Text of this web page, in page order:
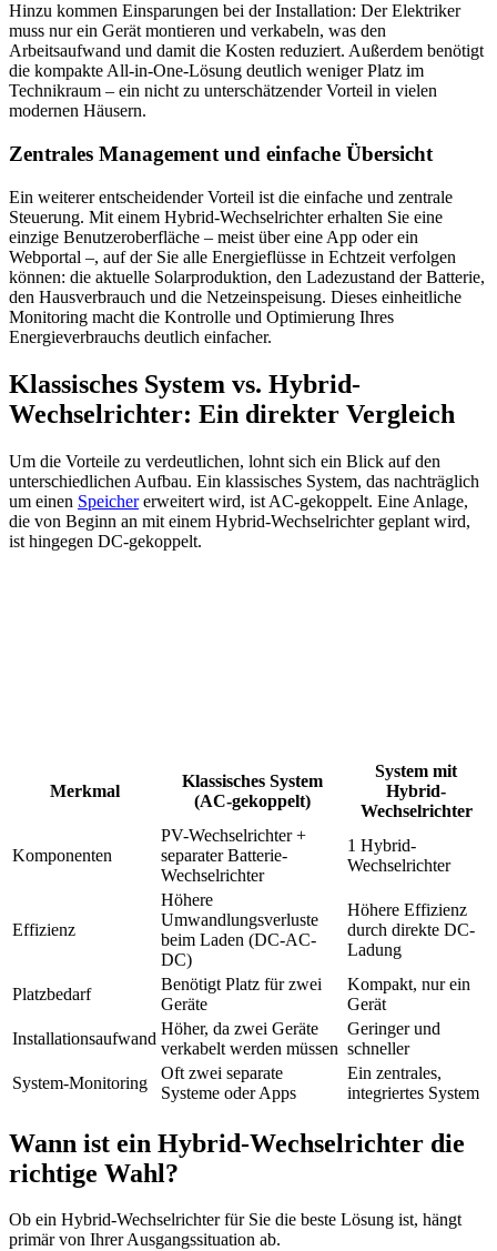
Hinzu kommen Einsparungen bei der Installation: Der Elektriker
muss nur ein Gerät montieren und verkabeln, was den
Arbeitsaufwand und damit die Kosten reduziert. Außerdem benötigt
die kompakte All-in-One-Lösung deutlich weniger Platz im
Technikraum – ein nicht zu unterschätzender Vorteil in vielen
modernen Häusern.
Zentrales Management und einfache Übersicht
Ein weiterer entscheidender Vorteil ist die einfache und zentrale
Steuerung. Mit einem Hybrid-Wechselrichter erhalten Sie eine
einzige Benutzeroberfläche – meist über eine App oder ein
Webportal –, auf der Sie alle Energieflüsse in Echtzeit verfolgen
können: die aktuelle Solarproduktion, den Ladezustand der Batterie,
den Hausverbrauch und die Netzeinspeisung. Dieses einheitliche
Monitoring macht die Kontrolle und Optimierung Ihres
Energieverbrauchs deutlich einfacher.
Klassisches System vs. Hybrid-
Wechselrichter: Ein direkter Vergleich
Um die Vorteile zu verdeutlichen, lohnt sich ein Blick auf den
unterschiedlichen Aufbau. Ein klassisches System, das nachträglich
um einen Speichererweitert wird, ist AC-gekoppelt. Eine Anlage,
die von Beginn an mit einem Hybrid-Wechselrichter geplant wird,
ist hingegen DC-gekoppelt.
Merkmal
Klassisches System
(AC-gekoppelt)
System mit
Hybrid-
Wechselrichter
Komponenten
PV-Wechselrichter +
separater Batterie-
Wechselrichter
1 Hybrid-
Wechselrichter
Effizienz
Höhere
Umwandlungsverluste
beim Laden (DC-AC-
DC)
Höhere Effizienz
durch direkte DC-
Ladung
Platzbedarf
Benötigt Platz für zwei
Geräte
Kompakt, nur ein
Gerät
Installationsaufwand
Höher, da zwei Geräte
verkabelt werden müssen
Geringer und
schneller
System-Monitoring
Oft zwei separate
Systeme oder Apps
Ein zentrales,
integriertes System
Wann ist ein Hybrid-Wechselrichter die
richtige Wahl?
Ob ein Hybrid-Wechselrichter für Sie die beste Lösung ist, hängt
primär von Ihrer Ausgangssituation ab.